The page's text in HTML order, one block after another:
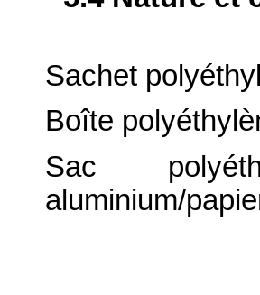
Sachet
Boîte
Sac
aluminium/